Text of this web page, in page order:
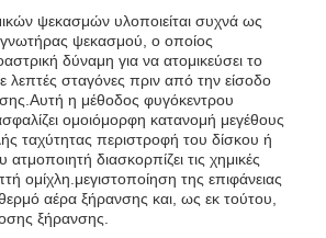
ψεκασμών υλοποιείται συχνά ως
ψεκασμού, ο οποίος
δύναμη για να ατομικεύσει το
λεπτές σταγόνες πριν από την είσοδο
η μέθοδος φυγόκεντρου
ομοιόμορφη κατανομή μεγέθους
ταχύτητας περιστροφή του δίσκου ή
διασκορπίζει τις χημικές
ομίχλη.μεγιστοποίηση της επιφάνειας
αέρα ξήρανσης και, ως εκ τούτου,
ξήρανσης.